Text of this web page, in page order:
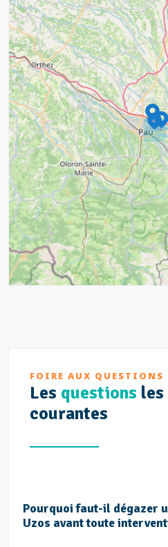
4
16
9
FOIRE AUX QUESTIONS
Les questions les
courantes
Pourquoi faut-il dégazer
Uzos avant toute